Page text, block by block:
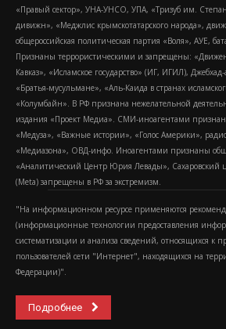
«Правый сектор», УНА-УНСО, УПА, «Тризуб им.
дивижн», «Меджлис крымскотатарского народа»,
общероссийская политическая партия «Воля», АУЕ,
Признаны террористическими и запрещены:
Кавказ», «Исламское государство» (ИГ, ИГИЛ),
«Братья-мусульмане», «Аль-Каида в странах
«Колумбайн». В РФ признана нежелательной
издания «Проект Медиа». СМИ-иноагентами
«Медуза», «Важные истории», «Голос Америки»,
«Медиазона», ОВД-инфо. Иноагентами признаны
«Аналитический Центр Юрия Левады», Сахаровский
(Metа) запрещены в РФ за экстремизм.
"На информационном ресурсе применяются
(информационные технологии предоставления
систематизации и анализа сведений, относящихся к
пользователей сети "Интернет", находящихся на
Федерации)".
Подробнее